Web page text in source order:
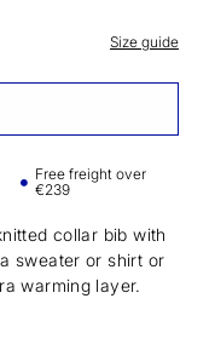
Size guide
Free freight over
€239
collar bib with
sweater or shirt or
warming layer.